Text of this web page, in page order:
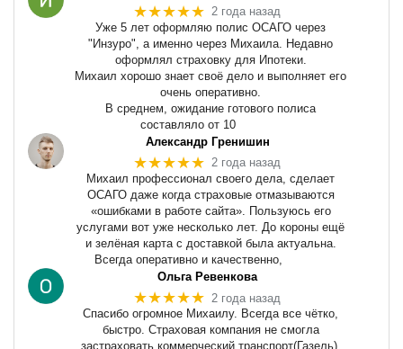
★★★★★ 2 года назад
Уже 5 лет оформляю полис ОСАГО через
"Инзуро", а именно через Михаила. Недавно
оформлял страховку для Ипотеки.
Михаил хорошо знает своё дело и выполняет его
очень оперативно.
В среднем, ожидание готового полиса
составляло от 10
Александр Гренишин
★★★★★ 2 года назад
Михаил профессионал своего дела, сделает
ОСАГО даже когда страховые отмазываются
«ошибками в работе сайта». Пользуюсь его
услугами вот уже несколько лет. До короны ещё
и зелёная карта с доставкой была актуальна.
Всегда оперативно и качественно,
Ольга Ревенкова
★★★★★ 2 года назад
Спасибо огромное Михаилу. Всегда все чётко,
быстро. Страховая компания не смогла
застраховать коммерческий транспорт(Газель),